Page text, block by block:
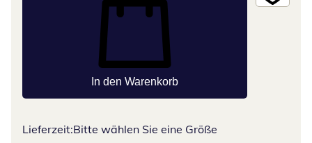
In den Warenkorb
Lieferzeit:Bitte wählen Sie eine Größe